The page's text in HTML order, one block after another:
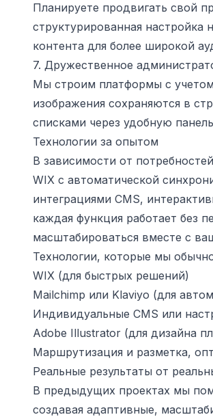
Планируете продвигать свой
структурированная настройка
контента для более широкой
7. Дружественное
Мы строим платформы с
изображения сохраняются в
списками через удобную
Технологии за опытом
В зависимости от
WIX с автоматической
интеграциями CMS,
каждая функция работает без
масштабироваться вместе с
Технологии, которые мы
WIX (для быстрых решений)
Mailchimp или Klaviyo (для
Индивидуальные CMS или
Adobe Illustrator (для дизайна
Маршрутизация и разметка,
Реальные результаты от
В предыдущих проектах мы
создавая адаптивные,